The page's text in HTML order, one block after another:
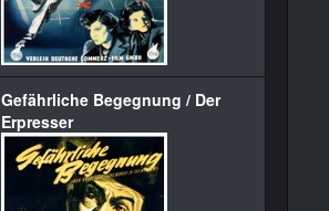
Gefährliche Begegnung / Der
Erpresser